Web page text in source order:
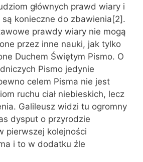
głównych prawd wiary i
konieczne do zbawienia[2].
prawdy wiary nie mogą
przez inne nauki, jak tylko
Duchem Świętym Pismo. O
Pismo jedynie
celem Pisma nie jest
ruchu ciał niebieskich, lecz
Galileusz widzi tu ogromny
dysput o przyrodzie
pierwszej kolejności
i to w dodatku źle